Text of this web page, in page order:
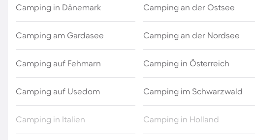
Camping in Dänemark Camping an der Ostsee
Camping am Gardasee Camping an der Nordsee
Camping auf Fehmarn Camping in Österreich
Camping auf Usedom Camping im Schwarzwald
Camping in Italien Camping in Holland